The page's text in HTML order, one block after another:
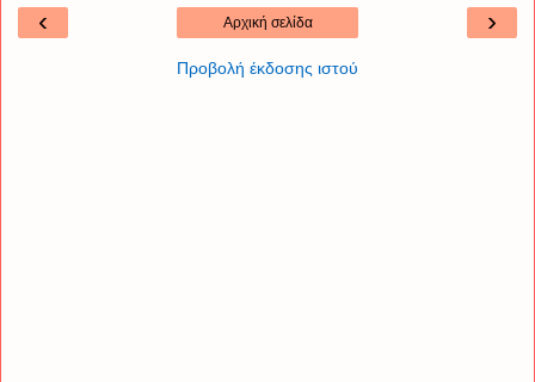
‹ ›
Αρχική σελίδα
Προβολή έκδοσης ιστού